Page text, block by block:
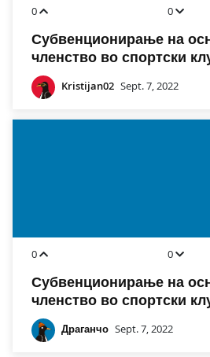
0 0
Субвенционирање на
членство во спортски
Kristijan02 Sept. 7, 2022
0 0
Субвенционирање на
членство во спортски
Драганчо Sept. 7, 2022